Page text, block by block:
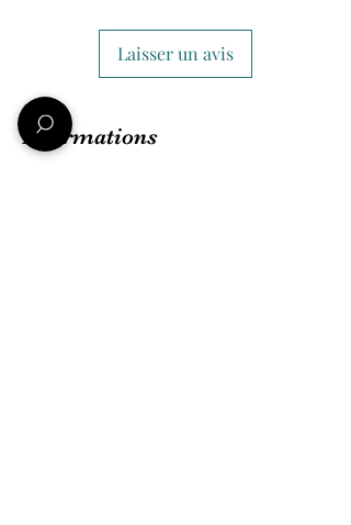
Laisser un avis
Informations